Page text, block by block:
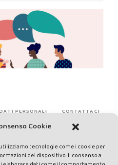
Cookie
tecnologie come i cookie per
del dispositivo. Il consenso a
PERSONALI CONTATTACI